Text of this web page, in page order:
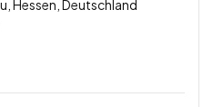
Hessen, Deutschland